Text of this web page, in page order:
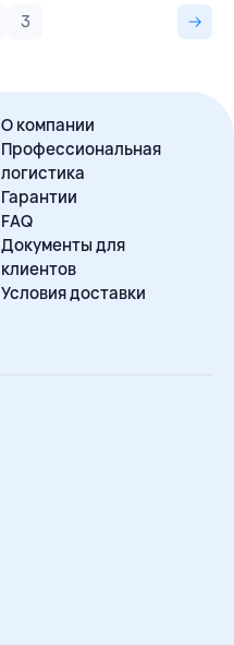
3
О компании
Профессиональная
логистика
Гарантии
FAQ
Документы для
клиентов
Условия доставки